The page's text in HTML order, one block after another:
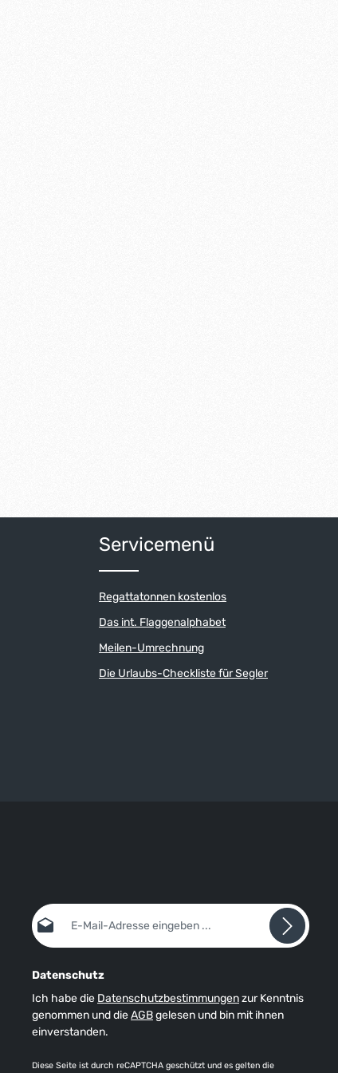
Servicemenü
Regattatonnen kostenlos
Das int. Flaggenalphabet
Meilen-Umrechnung
Die Urlaubs-Checkliste für Segler
E-Mail-Adresse*
Datenschutz
Ich habe die Datenschutzbestimmungenzur Kenntnis
genommen und dieAGBgelesen und bin mit ihnen
einverstanden.
Diese Seite ist durch reCAPTCHA geschützt und es gelten die